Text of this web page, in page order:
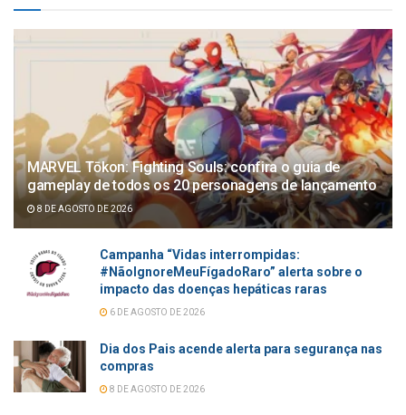
MARVEL Tōkon: Fighting Souls: confira o guia de
gameplay de todos os 20 personagens de lançamento
8 DE AGOSTO DE 2026
Campanha “Vidas interrompidas:
#NãoIgnoreMeuFígadoRaro” alerta sobre o
impacto das doenças hepáticas raras
6 DE AGOSTO DE 2026
Dia dos Pais acende alerta para segurança nas
compras
8 DE AGOSTO DE 2026